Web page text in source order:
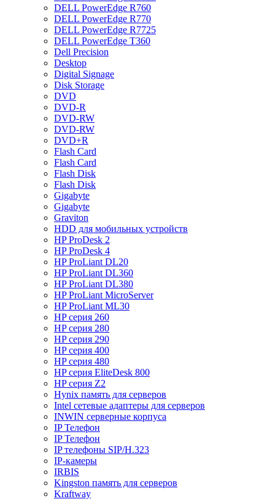
DELL PowerEdge R760
DELL PowerEdge R770
DELL PowerEdge R7725
DELL PowerEdge T360
Dell Precision
Desktop
Digital Signage
Disk Storage
DVD
DVD-R
DVD-RW
DVD-RW
DVD+R
Flash Card
Flash Card
Flash Disk
Flash Disk
Gigabyte
Gigabyte
Graviton
HDD для мобильных устройств
HP ProDesk 2
HP ProDesk 4
HP ProLiant DL20
HP ProLiant DL360
HP ProLiant DL380
HP ProLiant MicroServer
HP ProLiant ML30
HP серия 260
HP серия 280
HP серия 290
HP серия 400
HP серия 480
HP серия EliteDesk 800
HP серия Z2
Hynix память для серверов
Intel сетевые адаптеры для серверов
INWIN серверные корпуса
IP Телефон
IP Телефон
IP телефоны SIP/H.323
IP-камеры
IRBIS
Kingston память для серверов
Kraftway